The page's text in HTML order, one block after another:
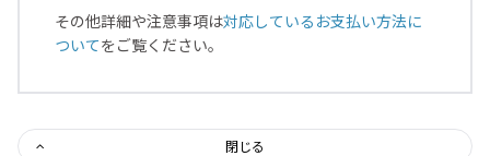
その他詳細や注意事項は対応しているお支払い方法に
ついてをご覧ください。
閉じる